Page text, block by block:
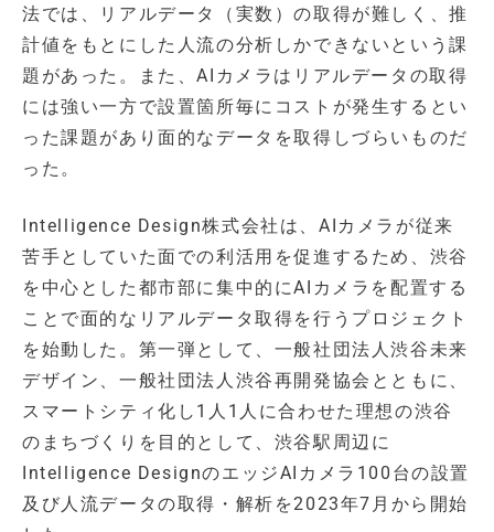
法では、リアルデータ（実数）の取得が難しく、推
計値をもとにした人流の分析しかできないという課
題があった。また、AIカメラはリアルデータの取得
には強い一方で設置箇所毎にコストが発生するとい
った課題があり面的なデータを取得しづらいものだ
った。
Intelligence Design株式会社は、AIカメラが従来
苦手としていた面での利活用を促進するため、渋谷
を中心とした都市部に集中的にAIカメラを配置する
ことで面的なリアルデータ取得を行うプロジェクト
を始動した。第一弾として、一般社団法人渋谷未来
デザイン、一般社団法人渋谷再開発協会とともに、
スマートシティ化し1人1人に合わせた理想の渋谷
のまちづくりを目的として、渋谷駅周辺に
Intelligence DesignのエッジAIカメラ100台の設置
及び人流データの取得・解析を2023年7月から開始